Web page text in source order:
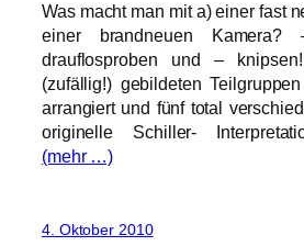
Was macht man mit a) einer fast
einer brandneuen Kamera?
drauflosproben und –
(zufällig!) gebildeten
arrangiert und fünf total
originelle Schiller-
(mehr …)
4. Oktober 2010